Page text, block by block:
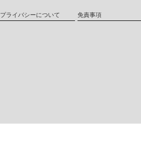
プライバシーについて 免責事項